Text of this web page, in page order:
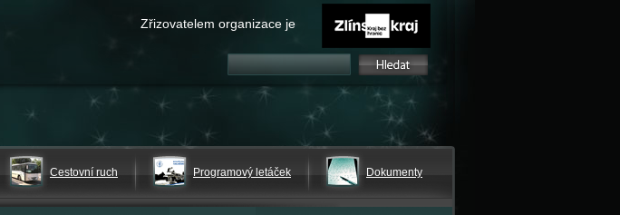
Zřizovatelem organizace je
Cestovní ruch Programový letáček Dokumenty